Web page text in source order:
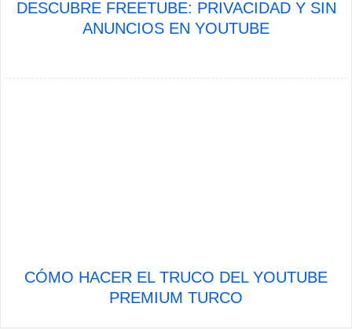
DESCUBRE FREETUBE: PRIVACIDAD Y SIN
ANUNCIOS EN YOUTUBE
CÓMO HACER EL TRUCO DEL YOUTUBE
PREMIUM TURCO